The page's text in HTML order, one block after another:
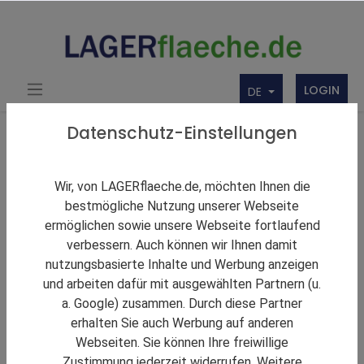
DE LOGIN
Themen Rund um Lager und LAGERflaeche.de
Standort mit internationaler Perspektive
Datenschutz-Einstellungen
Wir, von LAGERflaeche.de, möchten Ihnen die
bestmögliche Nutzung unserer Webseite
ermöglichen sowie unsere Webseite fortlaufend
verbessern. Auch können wir Ihnen damit
nutzungsbasierte Inhalte und Werbung anzeigen
und arbeiten dafür mit ausgewählten Partnern (u.
a. Google) zusammen. Durch diese Partner
erhalten Sie auch Werbung auf anderen
Webseiten. Sie können Ihre freiwillige